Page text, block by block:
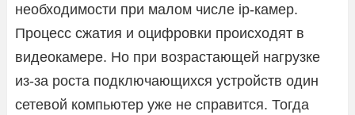
необходимости при малом числе ip-камер.
Процесс сжатия и оцифровки происходят в
видеокамере. Но при возрастающей нагрузке
из-за роста подключающихся устройств один
сетевой компьютер уже не справится. Тогда